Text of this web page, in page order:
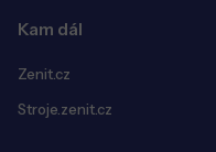
Kam dál
Zenit.cz
Stroje.zenit.cz